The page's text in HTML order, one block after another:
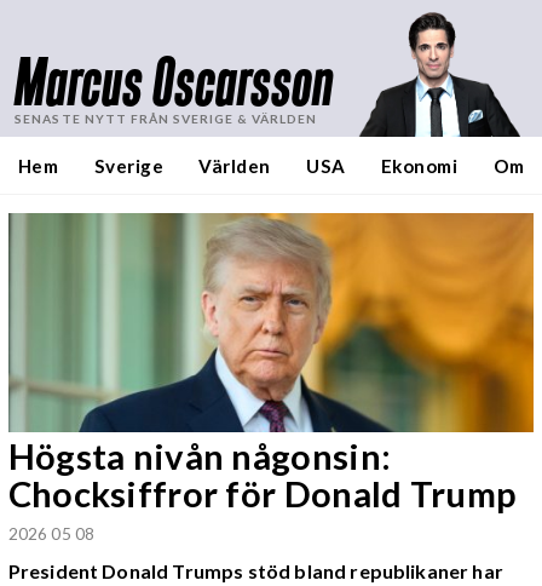
Marcus Oscarsson
SENASTE NYTT FRÅN SVERIGE & VÄRLDEN
Hem Sverige Världen USA Ekonomi Om
Högsta nivån någonsin:
Chocksiffror för Donald Trump
2026 05 08
President Donald Trumps stöd bland republikaner har